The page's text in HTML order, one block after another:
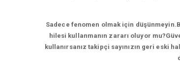
Sadece fenomen olmak için
hilesi kullanmanın zararı oluyor
kullanırsanız takipçi sayınızın geri eski